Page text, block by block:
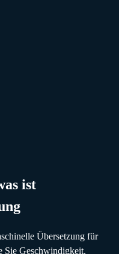
ist
Übersetzung für
Sie Geschwindigkeit,